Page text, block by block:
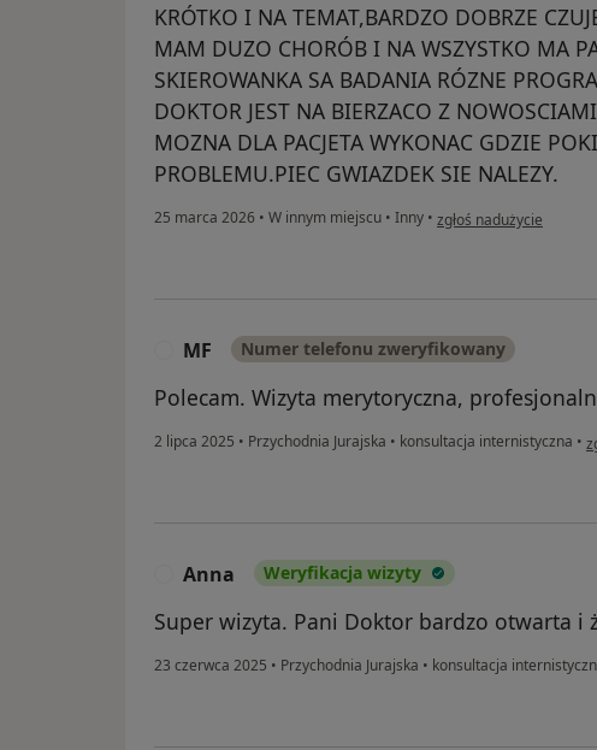
KRÓTKO I NA TEMAT,BARDZO DOBRZE
MAM DUZO CHORÓB I NA WSZYSTKO MA
SKIEROWANKA SA BADANIA RÓZNE
DOKTOR JEST NA BIERZACO Z
MOZNA DLA PACJETA WYKONAC GDZIE
PROBLEMU.PIEC GWIAZDEK SIE NALEZY.
25 marca 2026 • W innym miejscu • Inny • w opinii użytkownika
zgłoś nadużycie
MF Numer telefonu zweryfikowany
Polecam. Wizyta merytoryczna,
2 lipca 2025 • Przychodnia Jurajska • konsultacja internistyczna •
Anna Weryfikacja wizyty
Super wizyta. Pani Doktor bardzo otwarta i
23 czerwca 2025 • Przychodnia Jurajska • konsultacja